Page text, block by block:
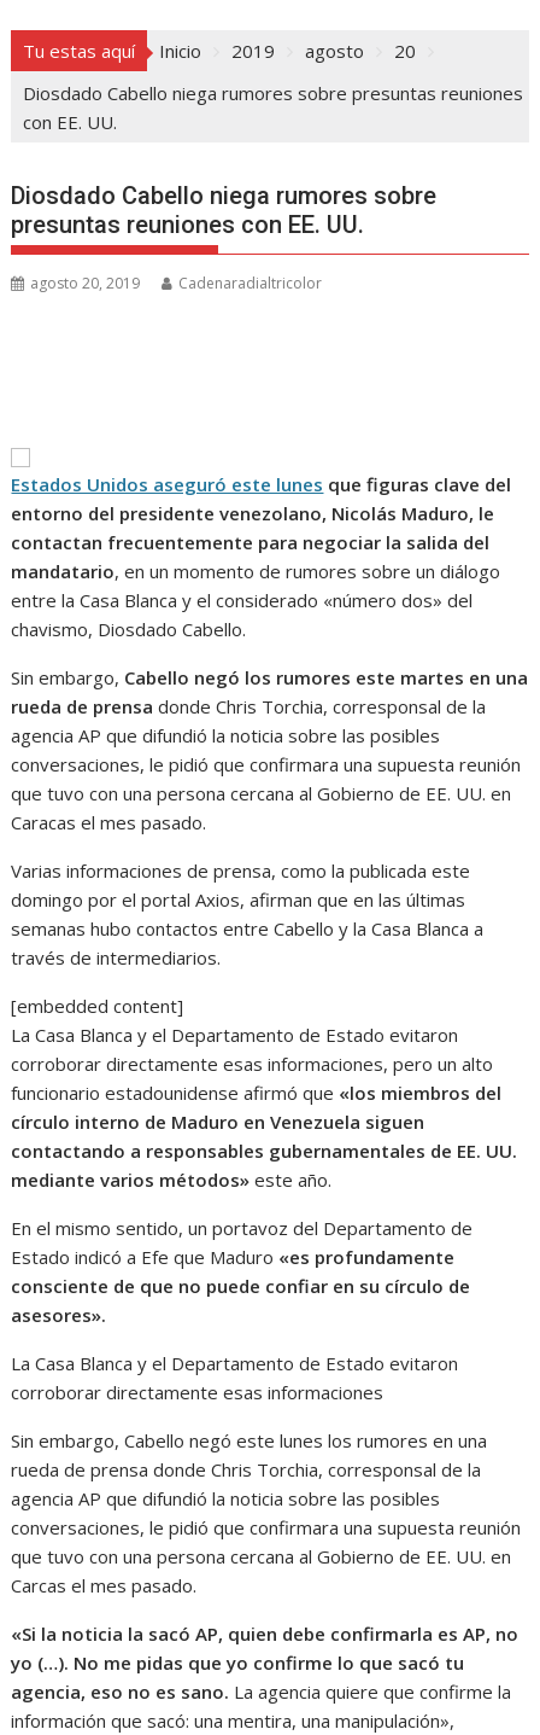
Tu estas aquí Inicio 2019 agosto
20
Diosdado Cabello niega rumores sobre presuntas reuniones
con EE. UU.
Diosdado Cabello niega rumores sobre
presuntas reuniones con EE. UU.
agosto 20, 2019 Cadenaradialtricolor
Estados Unidos aseguró este lunes que figuras clave del
entorno del presidente venezolano, Nicolás Maduro, le
contactan frecuentemente para negociar la salida del
mandatario, en un momento de rumores sobre un diálogo
entre la Casa Blanca y el considerado «número dos» del
chavismo, Diosdado Cabello.
Sin embargo, Cabello negó los rumores este martes en una
rueda de prensa donde Chris Torchia, corresponsal de la
agencia AP que difundió la noticia sobre las posibles
conversaciones, le pidió que confirmara una supuesta reunión
que tuvo con una persona cercana al Gobierno de EE. UU. en
Caracas el mes pasado.
Varias informaciones de prensa, como la publicada este
domingo por el portal Axios, afirman que en las últimas
semanas hubo contactos entre Cabello y la Casa Blanca a
través de intermediarios.
[embedded content]
La Casa Blanca y el Departamento de Estado evitaron
corroborar directamente esas informaciones, pero un alto
funcionario estadounidense afirmó que «los miembros del
círculo interno de Maduro en Venezuela siguen
contactando a responsables gubernamentales de EE. UU.
mediante varios métodos» este año.
En el mismo sentido, un portavoz del Departamento de
Estado indicó a Efe que Maduro «es profundamente
consciente de que no puede confiar en su círculo de
asesores».
La Casa Blanca y el Departamento de Estado evitaron
corroborar directamente esas informaciones
Sin embargo, Cabello negó este lunes los rumores en una
rueda de prensa donde Chris Torchia, corresponsal de la
agencia AP que difundió la noticia sobre las posibles
conversaciones, le pidió que confirmara una supuesta reunión
que tuvo con una persona cercana al Gobierno de EE. UU. en
Carcas el mes pasado.
«Si la noticia la sacó AP, quien debe confirmarla es AP, no
yo (…). No me pidas que yo confirme lo que sacó tu
agencia, eso no es sano. La agencia quiere que confirme la
información que sacó: una mentira, una manipulación»,